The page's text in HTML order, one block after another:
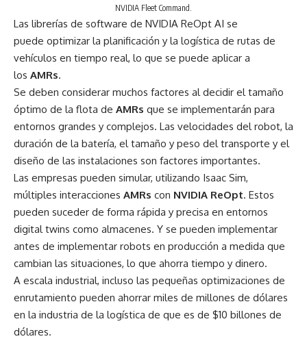
NVIDIA Fleet Command.
Las librerías de software de NVIDIA ReOpt AI se
puede optimizar la planificación y la logística de rutas de
vehículos en tiempo real, lo que se puede aplicar a
los AMRs.
Se deben considerar muchos factores al decidir el tamaño
óptimo de la flota de AMRs que se implementarán para
entornos grandes y complejos. Las velocidades del robot, la
duración de la batería, el tamaño y peso del transporte y el
diseño de las instalaciones son factores importantes.
Las empresas pueden simular, utilizando Isaac Sim,
múltiples interacciones AMRs con NVIDIA ReOpt. Estos
pueden suceder de forma rápida y precisa en entornos
digital twins como almacenes. Y se pueden implementar
antes de implementar robots en producción a medida que
cambian las situaciones, lo que ahorra tiempo y dinero.
A escala industrial, incluso las pequeñas optimizaciones de
enrutamiento pueden ahorrar miles de millones de dólares
en la industria de la logística de que es de $10 billones de
dólares.